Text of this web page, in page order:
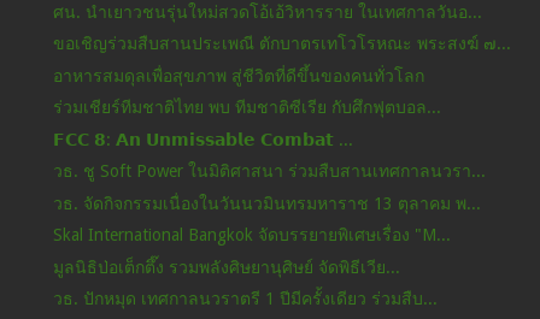
ศน. นำเยาวชนรุ่นใหม่สวดโอ้เอ้วิหารราย ในเทศกาลวันอ...
ขอเชิญร่วมสืบสานประเพณี ตักบาตรเทโวโรหณะ พระสงฆ์ ๗...
อาหารสมดุลเพื่อสุขภาพ สู่ชีวิตที่ดีขึ้นของคนทั่วโลก
ร่วมเชียร์ทีมชาติไทย พบ ทีมชาติซีเรีย กับศึกฟุตบอล...
𝗙𝗖𝗖 𝟴: 𝗔𝗻 𝗨𝗻𝗺𝗶𝘀𝘀𝗮𝗯𝗹𝗲 𝗖𝗼𝗺𝗯𝗮𝘁 ...
วธ. ชู Soft Power ในมิติศาสนา ร่วมสืบสานเทศกาลนวรา...
วธ. จัดกิจกรรมเนื่องในวันนวมินทรมหาราช 13 ตุลาคม พ...
Skal International Bangkok จัดบรรยายพิเศษเรื่อง "M...
มูลนิธิป่อเต็กตึ๊ง รวมพลังศิษยานุศิษย์ จัดพิธีเวีย...
วธ. ปักหมุด เทศกาลนวราตรี 1 ปีมีครั้งเดียว ร่วมสืบ...